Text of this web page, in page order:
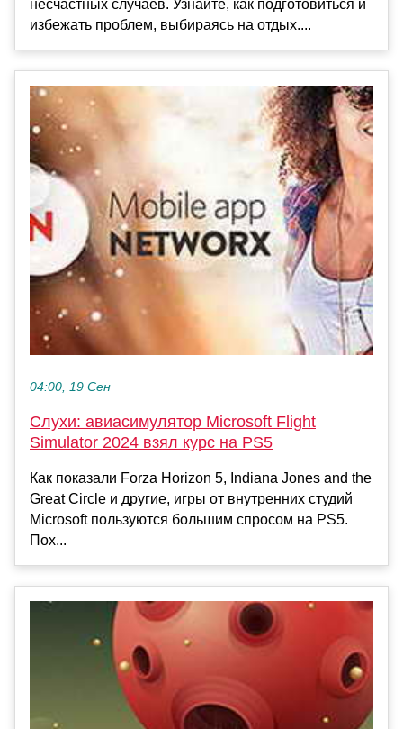
несчастных случаев. Узнайте, как подготовиться и
избежать проблем, выбираясь на отдых....
04:00, 19 Сен
Слухи: авиасимулятор Microsoft Flight
Simulator 2024 взял курс на PS5
Как показали Forza Horizon 5, Indiana Jones and the
Great Circle и другие, игры от внутренних студий
Microsoft пользуются большим спросом на PS5.
Пох...